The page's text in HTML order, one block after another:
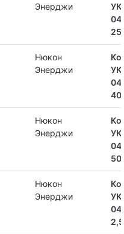
Энерджи
Нюкон
Энерджи
Нюкон
Энерджи
Нюкон
Энерджи